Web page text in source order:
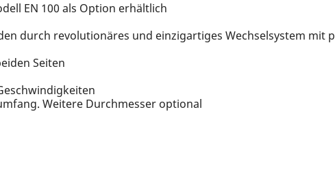
EN 100 als Option erhältlich
durch revolutionäres und einzigartiges Wechselsystem mit
Seiten
Weitere Durchmesser optional